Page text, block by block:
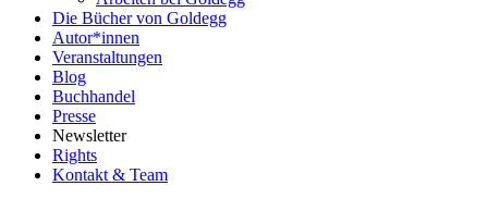
Die Bücher von Goldegg
Autor*innen
Veranstaltungen
Blog
Buchhandel
Presse
Newsletter
Rights
Kontakt & Team